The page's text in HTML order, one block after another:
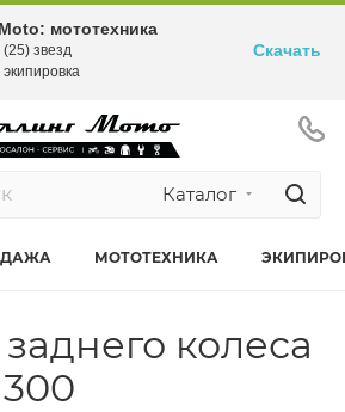
Каталог
МОТОТЕХНИКА
колеса
мототехника
(25) звезд
Скачать